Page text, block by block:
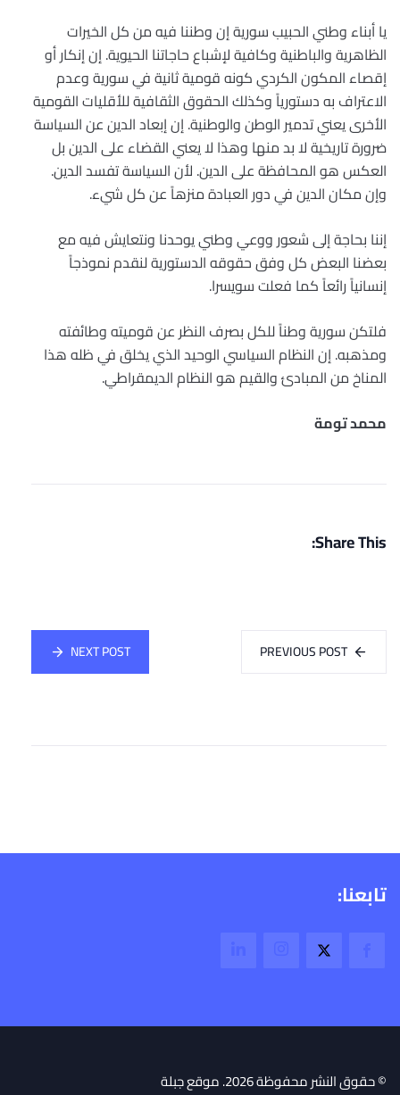
يا أبناء وطني الحبيب سورية إن وطننا فيه من كل الخيرات
الظاهرية والباطنية وكافية لإشباع حاجاتنا الحيوية. إن إنكار أو
إقصاء المكون الكردي كونه قومية ثانية في سورية وعدم
الاعتراف به دستورياً وكذلك الحقوق الثقافية للأقليات القومية
الأخرى يعني تدمير الوطن والوطنية. إن إبعاد الدين عن السياسة
ضرورة تاريخية لا بد منها وهذا لا يعني القضاء على الدين بل
العكس هو المحافظة على الدين. لأن السياسة تفسد الدين.
وإن مكان الدين في دور العبادة منزهاً عن كل شيء.
إننا بحاجة إلى شعور ووعي وطني يوحدنا ونتعايش فيه مع
بعضنا البعض كل وفق حقوقه الدستورية لنقدم نموذجاً
إنسانياً رائعاً كما فعلت سويسرا.
فلتكن سورية وطناً للكل بصرف النظر عن قوميته وطائفته
ومذهبه. إن النظام السياسي الوحيد الذي يخلق في ظله هذا
المناخ من المبادئ والقيم هو النظام الديمقراطي.
محمد تومة
Share This:
PREVIOUS POST
NEXT POST
تابعنا:
© حقوق النشر محفوظة 2026. موقع جبلة